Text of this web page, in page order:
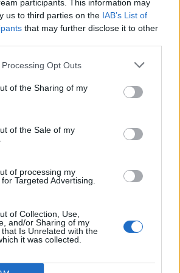
participants. This information may
us to third parties on the IAB’s List of
that may further disclose it to other
Opt Outs
of the Sharing of my
of the Sale of my
of processing my
Targeted Advertising.
of Collection, Use,
and/or Sharing of my
Is Unrelated with the
it was collected.
τα ελαιοτριβεία